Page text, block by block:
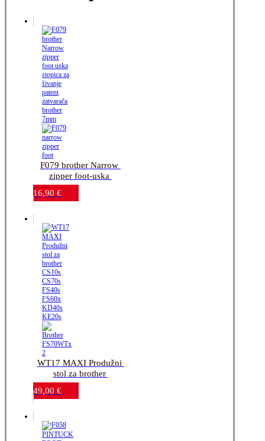
F079 brother Narrow
zipper foot-uska
stopica za šivanje
patent zatvarača-
16,90 €
WT17 MAXI Produžni
stol za brother
49,00 €